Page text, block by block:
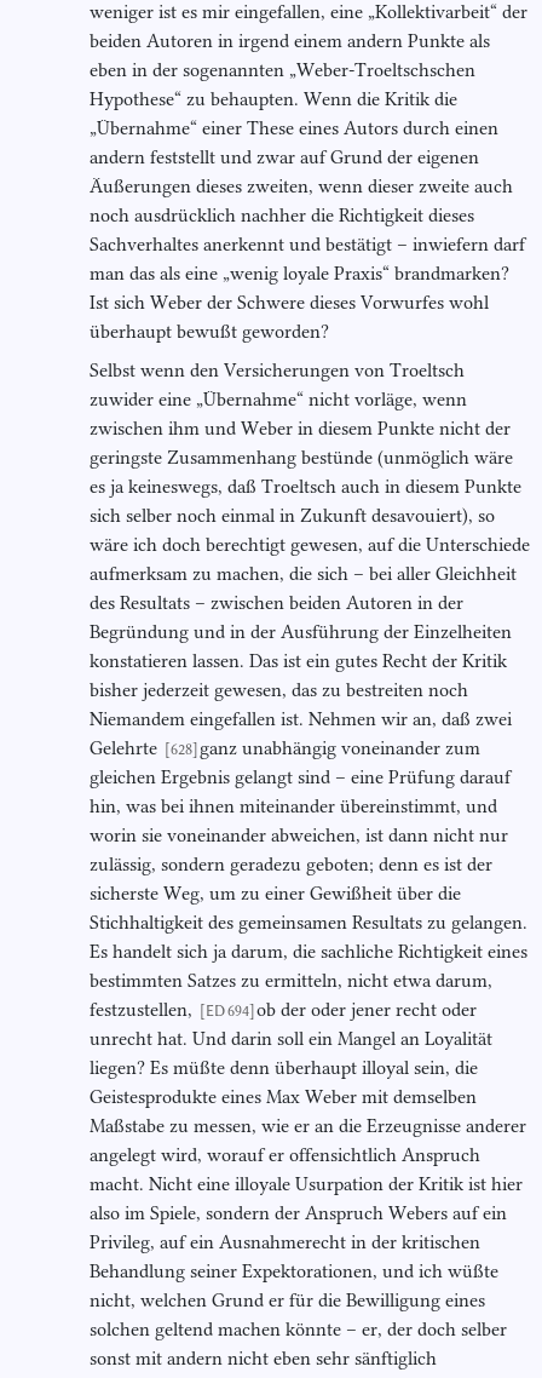
weniger ist es mir eingefallen, eine „Kollektivarbeit“ der
beiden Autoren in irgend einem andern Punkte als
eben in der sogenannten „Weber-Troeltschschen
Hypothese“ zu behaupten. Wenn die Kritik die
„Übernahme“ einer These eines Autors durch einen
andern feststellt und zwar auf Grund der eigenen
Äußerungen dieses zweiten, wenn dieser zweite auch
noch ausdrücklich nachher die Richtigkeit dieses
Sachverhaltes anerkennt und bestätigt – inwiefern darf
man das als eine „wenig loyale Praxis“ brandmarken?
Ist sich Weber der Schwere dieses Vorwurfes wohl
überhaupt bewußt geworden?
Selbst wenn den Versicherungen von Troeltsch
zuwider eine „Übernahme“ nicht vorläge, wenn
zwischen ihm und Weber in diesem Punkte nicht der
geringste Zusammenhang bestünde (unmöglich wäre
es ja keineswegs, daß Troeltsch auch in diesem Punkte
sich selber noch einmal in Zukunft desavouiert), so
wäre ich doch berechtigt gewesen, auf die Unterschiede
aufmerksam zu machen, die sich – bei aller Gleichheit
des Resultats – zwischen beiden Autoren in der
Begründung und in der Ausführung der Einzelheiten
konstatieren lassen. Das ist ein gutes Recht der Kritik
bisher jederzeit gewesen, das zu bestreiten noch
Niemandem eingefallen ist. Nehmen wir an, daß zwei
Gelehrte [628] ganz unabhängig voneinander zum
gleichen Ergebnis gelangt sind – eine Prüfung darauf
hin, was bei ihnen miteinander übereinstimmt, und
worin sie voneinander abweichen, ist dann nicht nur
zulässig, sondern geradezu geboten; denn es ist der
sicherste Weg, um zu einer Gewißheit über die
Stichhaltigkeit des gemeinsamen Resultats zu gelangen.
Es handelt sich ja darum, die sachliche Richtigkeit eines
bestimmten Satzes zu ermitteln, nicht etwa darum,
festzustellen,
[ED 694] ob der oder jener recht oder
unrecht hat. Und darin soll ein Mangel an Loyalität
liegen? Es müßte denn überhaupt illoyal sein, die
Geistesprodukte eines Max Weber mit demselben
Maßstabe zu messen, wie er an die Erzeugnisse anderer
angelegt wird, worauf er offensichtlich Anspruch
macht. Nicht eine illoyale Usurpation der Kritik ist hier
also im Spiele, sondern der Anspruch Webers auf ein
Privileg, auf ein Ausnahmerecht in der kritischen
Behandlung seiner Expektorationen, und ich wüßte
nicht, welchen Grund er für die Bewilligung eines
solchen geltend machen könnte – er, der doch selber
sonst mit andern nicht eben sehr sänftiglich